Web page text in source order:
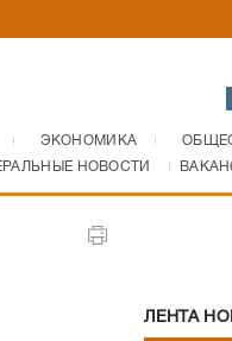
ЭКОНОМИКА
НОВОСТИ
ЛЕНТА